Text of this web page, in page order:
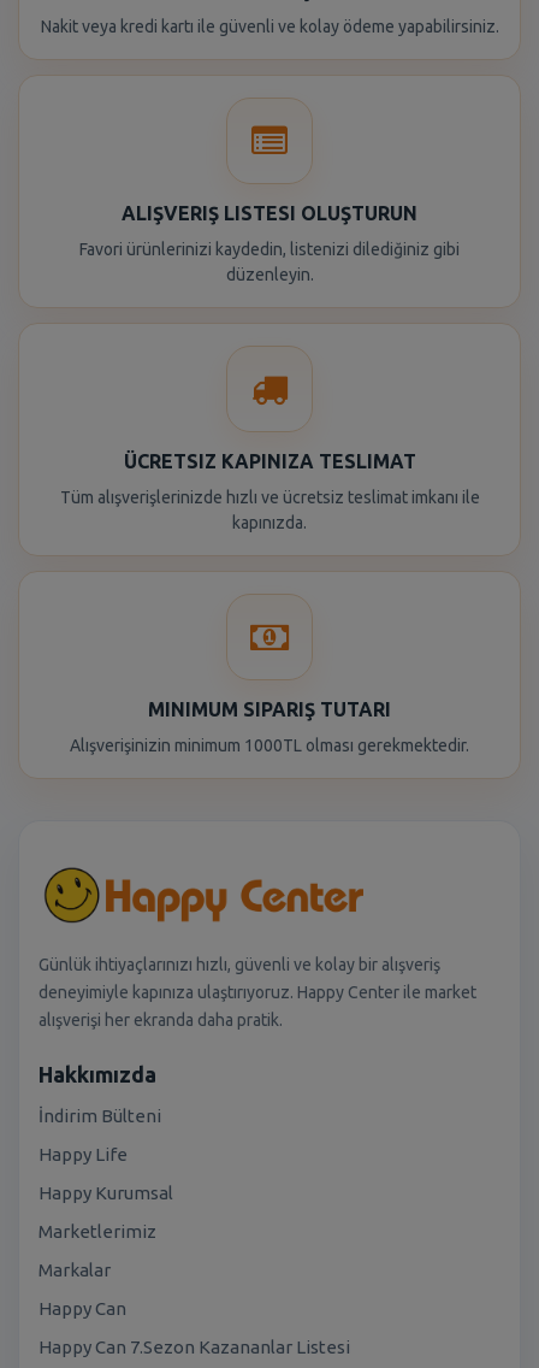
Nakit veya kredi kartı ile güvenli ve kolay ödeme yapabilirsiniz.
ALIŞVERIŞ LISTESI OLUŞTURUN
Favori ürünlerinizi kaydedin, listenizi dilediğiniz gibi
düzenleyin.
ÜCRETSIZ KAPINIZA TESLIMAT
Tüm alışverişlerinizde hızlı ve ücretsiz teslimat imkanı ile
kapınızda.
MINIMUM SIPARIŞ TUTARI
Alışverişinizin minimum 1000TL olması gerekmektedir.
Günlük ihtiyaçlarınızı hızlı, güvenli ve kolay bir alışveriş
deneyimiyle kapınıza ulaştırıyoruz. Happy Center ile market
alışverişi her ekranda daha pratik.
Hakkımızda
İndirim Bülteni
Happy Life
Happy Kurumsal
Marketlerimiz
Markalar
Happy Can
Happy Can 7.Sezon Kazananlar Listesi